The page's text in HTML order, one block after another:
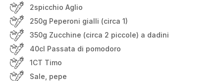
2spicchio Aglio
250g Peperoni gialli (circa 1)
350g Zucchine (circa 2 piccole) a dadini
40cl Passata di pomodoro
1CT Timo
Sale, pepe